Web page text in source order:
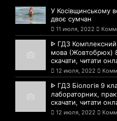
У Косівщинському
двоє сумчан
11 июля, 2022
ᐈ ГДЗ Комплексний
мова (Жовтобрюх) 8
скачати, читати
12 июля, 2022
ᐈ ГДЗ Біологія 9
лабораторних,
скачати, читати
12 июля, 2022